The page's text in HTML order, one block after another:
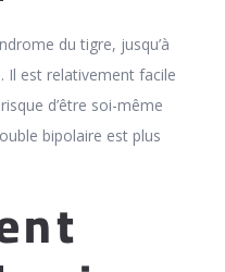
du tigre, jusqu’à
Il est relativement facile
d’être soi-même
bipolaire est plus